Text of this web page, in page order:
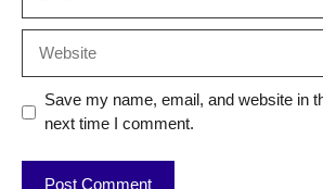
Save my name, email, and website in
next time I comment.